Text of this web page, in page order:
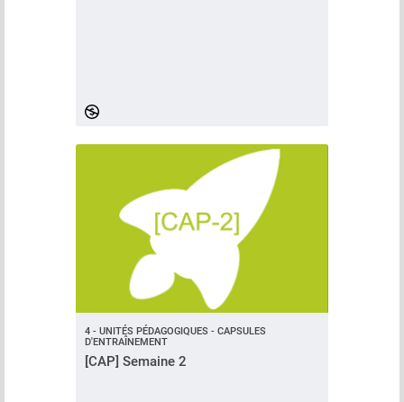
4 - UNITÉS PÉDAGOGIQUES - CAPSULES
D'ENTRAÎNEMENT
[CAP] Semaine 2